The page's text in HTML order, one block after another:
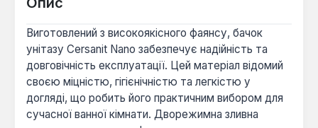
Виготовлений з високоякісного фаянсу, бачок
унітазу Cersanit Nano забезпечує надійність та
довговічність експлуатації. Цей матеріал відомий
своєю міцністю, гігієнічністю та легкістю у
догляді, що робить його практичним вибором для
сучасної ванної кімнати. Дворежимна зливна